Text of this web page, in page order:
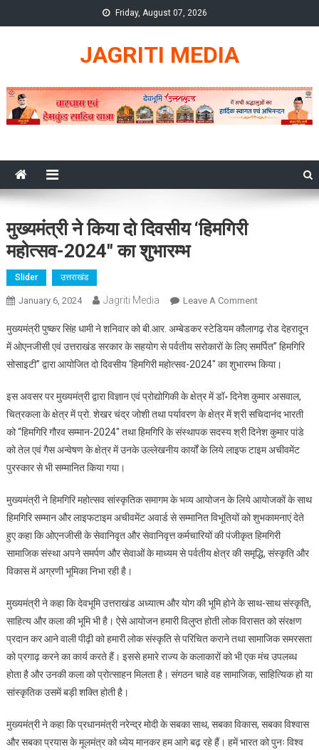
to
Friday, August 07, 2026
JAGRITI MEDIA
मुख्यमंत्री ने किया दो दिवसीय ‘हिमगिरी
महोत्सव-2024″ का शुभारम्भ
Slider उत्तराखंड
January 6, 2024 Jagriti Media Leave A CommentOn
ने
किया
दो
‘हिमगिरी
महोत्सव-2024″
का
शुभारम्भ
मुख्यमंत्री पुष्कर सिंह धामी ने शनिवार को बी.आर. अम्बेडकर स्टेडियम कौलागढ़ रोड देहरादून
में ओएनजीसी एवं उत्तराखंड सरकार के सहयोग से पर्वतीय सरोकारों के लिए समर्पित” हिमगिरि
सोसाइटी” द्वारा आयोजित दो दिवसीय ‘हिमगिरी महोत्सव-2024″ का शुभारम्भ किया।
इस अवसर पर मुख्यमंत्री द्वारा विज्ञान एवं प्रोद्योगिकी के क्षेत्र में डॉ॰ दिनेश कुमार असवाल,
चित्रकला के क्षेत्र में प्रो. शेखर चंद्र जोशी तथा पर्यावरण के क्षेत्र में श्री सचिदानंद भारती
को “हिमगिरि गौरव सम्मान-2024″ तथा हिमगिरि के संस्थापक सदस्य श्री दिनेश कुमार पांडे
को तेल एवं गैस अन्वेषण के क्षेत्र में उनके उल्लेखनीय कार्यों के लिये लाइफ टाइम अचीवमेंट
पुरस्कार से भी सम्मानित किया गया।
मुख्यमंत्री ने हिमगिरि महोत्सव सांस्कृतिक समागम के भव्य आयोजन के लिये आयोजकों के साथ
हिमगिरि सम्मान और लाइफटाइम अचीवमेंट अवार्ड से सम्मानित विभूतियों को शुभकामनाएं देते
हुए कहा कि ओएनजीसी के सेवानिवृत और सेवानिवृत्त कर्मचारियों की पंजीकृत हिमगिरी
सामाजिक संस्था अपने समर्पण और सेवाओं के माध्यम से पर्वतीय क्षेत्र की समृद्धि, संस्कृति और
विकास में अग्रणी भूमिका निभा रही है।
मुख्यमंत्री ने कहा कि देवभूमि उत्तराखंड अध्यात्म और योग की भूमि होने के साथ-साथ संस्कृति,
साहित्य और कला की भूमि भी है। ऐसे आयोजन हमारी विलुप्त होती लोक विरासत को संरक्षण
प्रदान कर आने वाली पीढ़ी को हमारी लोक संस्कृति से परिचित कराने तथा सामाजिक समरसता
को प्रगाढ़ करने का कार्य करते हैं। इससे हमारे राज्य के कलाकारों को भी एक मंच उपलब्ध
होता है और उनकी कला को प्रोत्साहन मिलता है। संगठन चाहे वह सामाजिक, साहित्यिक हो या
सांस्कृतिक उसमें बड़ी शक्ति होती है।
मुख्यमंत्री ने कहा कि प्रधानमंत्री नरेन्द्र मोदी के सबका साथ, सबका विकास, सबका विश्वास
और सबका प्रयास के मूलमंत्र को ध्येय मानकर हम आगे बढ़ रहे हैं। हमें भारत को पुनः विश्व